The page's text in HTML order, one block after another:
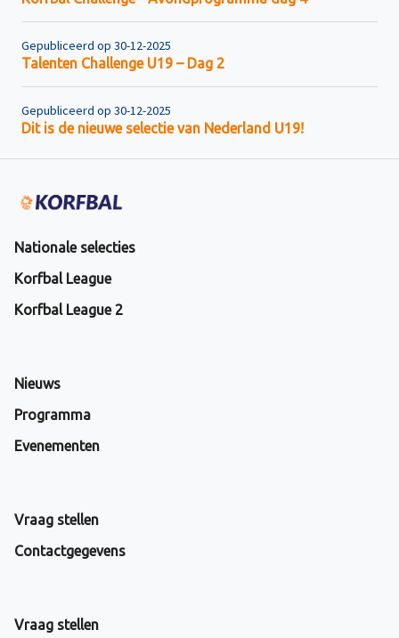
Gepubliceerd op 30-12-2025
Talenten Challenge U19 – Dag 2
Gepubliceerd op 30-12-2025
Dit is de nieuwe selectie van Nederland U19!
Nationale selecties
Korfbal League
Korfbal League 2
Nieuws
Programma
Evenementen
Vraag stellen
Contactgegevens
Vraag stellen